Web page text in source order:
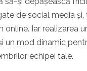
de social media
online. Iar realizarea
un mod dinamic
echipei tale.